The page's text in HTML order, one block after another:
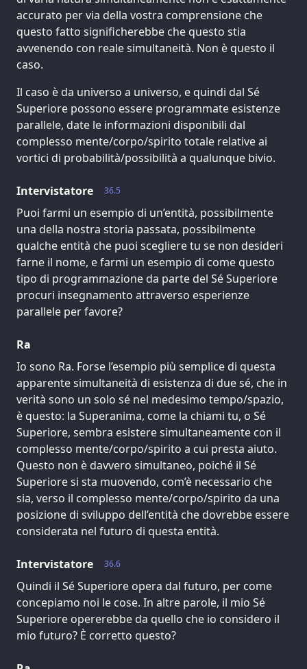
accurato per via della vostra comprensione che
questo fatto significherebbe che questo stia
avvenendo con reale simultaneità. Non è questo il
caso.
Il caso è da universo a universo, e quindi dal Sé
Superiore possono essere programmate esistenze
parallele, date le informazioni disponibili dal
complesso mente/corpo/spirito totale relative ai
vortici di probabilità/possibilità a qualunque bivio.
36.5
Intervistatore
Puoi farmi un esempio di un’entità, possibilmente
una della nostra storia passata, possibilmente
qualche entità che puoi scegliere tu se non desideri
farne il nome, e farmi un esempio di come questo
tipo di programmazione da parte del Sé Superiore
procuri insegnamento attraverso esperienze
parallele per favore?
Ra
Io sono Ra. Forse l’esempio più semplice di questa
apparente simultaneità di esistenza di due sé, che in
verità sono un solo sé nel medesimo tempo/spazio,
è questo: la Superanima, come la chiami tu, o Sé
Superiore, sembra esistere simultaneamente con il
complesso mente/corpo/spirito a cui presta aiuto.
Questo non è davvero simultaneo, poiché il Sé
Superiore si sta muovendo, com’è necessario che
sia, verso il complesso mente/corpo/spirito da una
posizione di sviluppo dell’entità che dovrebbe essere
considerata nel futuro di questa entità.
36.6
Intervistatore
Quindi il Sé Superiore opera dal futuro, per come
concepiamo noi le cose. In altre parole, il mio Sé
Superiore opererebbe da quello che io considero il
mio futuro? È corretto questo?